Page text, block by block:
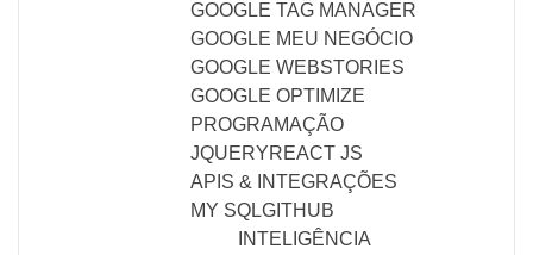
GOOGLE TAG MANAGER
GOOGLE MEU NEGÓCIO
GOOGLE WEBSTORIES
GOOGLE OPTIMIZE
PROGRAMAÇÃO
JQUERYREACT JS
APIS & INTEGRAÇÕES
MY SQLGITHUB
INTELIGÊNCIA